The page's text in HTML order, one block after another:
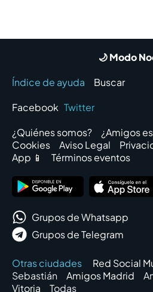
🌙 Modo
Índice de ayuda
Buscar
Facebook Twitter
¿Quiénes somos?
¿Amigos
Cookies
Aviso Legal
App 📱
Términos eventos
Grupos de Whatsapp
Grupos de Telegram
Otras ciudades Red Social
Sebastián
Amigos Madrid
Vitoria
Todas